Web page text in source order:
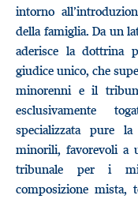
intorno
della famiglia. Da un
aderisce la dottrina
giudice unico, che
minorenni e il
esclusivamente
specializzata pure
minorili, favorevoli a
tribunale per i
composizione mista,